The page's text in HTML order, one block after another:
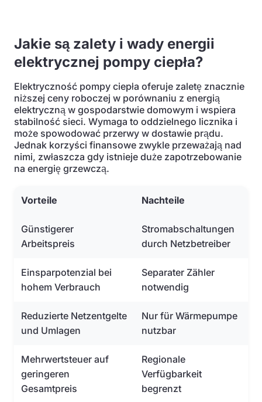
Jakie są zalety i wady energii
elektrycznej pompy ciepła?
Elektryczność pompy ciepła oferuje zaletę znacznie
niższej ceny roboczej w porównaniu z energią
elektryczną w gospodarstwie domowym i wspiera
stabilność sieci. Wymaga to oddzielnego licznika i
może spowodować przerwy w dostawie prądu.
Jednak korzyści finansowe zwykle przeważają nad
nimi, zwłaszcza gdy istnieje duże zapotrzebowanie
na energię grzewczą.
Vorteile Nachteile
Günstigerer
Arbeitspreis
Stromabschaltungen
durch Netzbetreiber
Einsparpotenzial bei
hohem Verbrauch
Separater Zähler
notwendig
Reduzierte Netzentgelte
und Umlagen
Nur für Wärmepumpe
nutzbar
Mehrwertsteuer auf
geringeren
Gesamtpreis
Regionale
Verfügbarkeit
begrenzt